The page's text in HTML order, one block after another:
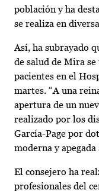
población y ha
se realiza en
Así, ha subrayado
de salud de Mira
pacientes en el
martes. “A una
apertura de un
realizado por los
García-Page por
moderna y
El consejero ha
profesionales del